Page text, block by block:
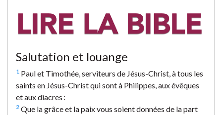
Salutation et louange
1 Paul et Timothée, serviteurs de Jésus-Christ, à tous les
saints en Jésus-Christ qui sont à Philippes, aux évêques
et aux diacres :
2 Que la grâce et la paix vous soient données de la part